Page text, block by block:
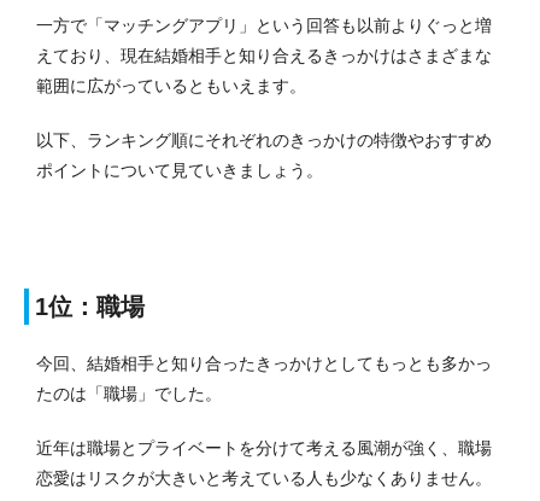
一方で「マッチングアプリ」という回答も以前よりぐっと増
えており、現在結婚相手と知り合えるきっかけはさまざまな
範囲に広がっているともいえます。
以下、ランキング順にそれぞれのきっかけの特徴やおすすめ
ポイントについて見ていきましょう。
1位：職場
今回、結婚相手と知り合ったきっかけとしてもっとも多かっ
たのは「職場」でした。
近年は職場とプライベートを分けて考える風潮が強く、職場
恋愛はリスクが大きいと考えている人も少なくありません。